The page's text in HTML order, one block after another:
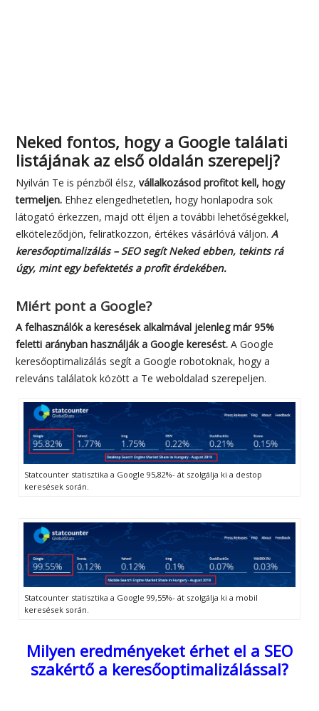
Neked fontos, hogy a Google találati
listájának az első oldalán szerepelj?
Nyilván Te is pénzből élsz, vállalkozásod profitot kell, hogy
termeljen. Ehhez elengedhetetlen, hogy honlapodra sok
látogató érkezzen, majd ott éljen a további lehetőségekkel,
elköteleződjön, feliratkozzon, értékes vásárlóvá váljon. A
keresőoptimalizálás – SEO segít Neked ebben, tekints rá
úgy, mint egy befektetés a profit érdekében.
Miért pont a Google?
A felhasználók a keresések alkalmával jelenleg már 95%
feletti arányban használják a Google keresést. A Google
keresőoptimalizálás segít a Google robotoknak, hogy a
releváns találatok között a Te weboldalad szerepeljen.
Statcounter statisztika a Google 95,82%- át szolgálja ki a destop
keresések során.
Statcounter statisztika a Google 99,55%- át szolgálja ki a mobil
keresések során.
Milyen eredményeket érhet el a SEO
szakértő a keresőoptimalizálással?